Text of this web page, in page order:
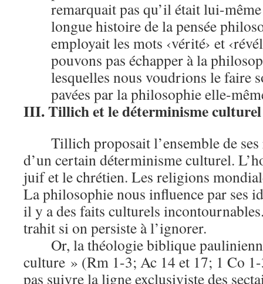
remarquait pas qu’il était lui-
longue histoire de la pensée
employait les mots ‹vérité› et
pouvons pas échapper à la
lesquelles nous voudrions le faire
pavées par la philosophie elle-
III. Tillich et le déterminisme culturel
Tillich proposait l’ensemble de
d’un certain déterminisme culturel.
juif et le chrétien. Les religions
La philosophie nous influence par ses
il y a des faits culturels
trahit si on persiste à l’ignorer.
Or, la théologie biblique
culture » (Rm 1-3; Ac 14 et 17; 1 Co
pas suivre la ligne exclusiviste des